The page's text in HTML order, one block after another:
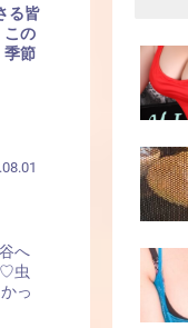
皆
この
季節
虫
っ